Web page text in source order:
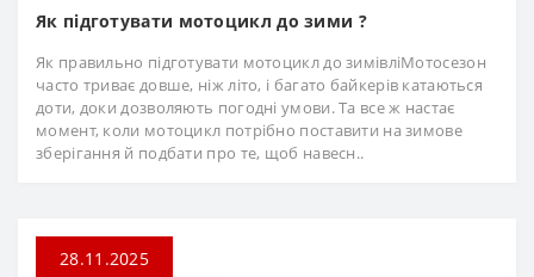
Як підготувати мотоцикл до зими ?
Як правильно підготувати мотоцикл до зимівліМотосезон
часто триває довше, ніж літо, і багато байкерів катаються
доти, доки дозволяють погодні умови. Та все ж настає
момент, коли мотоцикл потрібно поставити на зимове
зберігання й подбати про те, щоб навесн..
28.11.2025